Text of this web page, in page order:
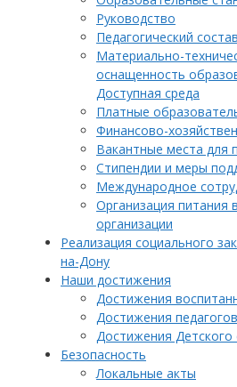
Руководство
Педагогический состав
Материально-
оснащенность
Доступная среда
Платные
Финансово-
Вакантные места для
Стипендии и меры
Международное
Организация питания
организации
Реализация социального
на-Дону
Наши достижения
Достижения
Достижения педагогов
Достижения Детского
Безопасность
Локальные акты